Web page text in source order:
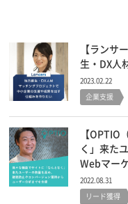
【ランサ
生・DX人
2023.02.22
企業支援
【OPTIO
く」来た
Webマー
2022.08.31
リード獲得